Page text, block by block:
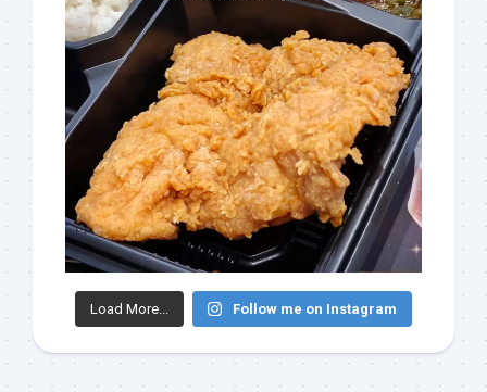
Load More... Follow me on Instagram